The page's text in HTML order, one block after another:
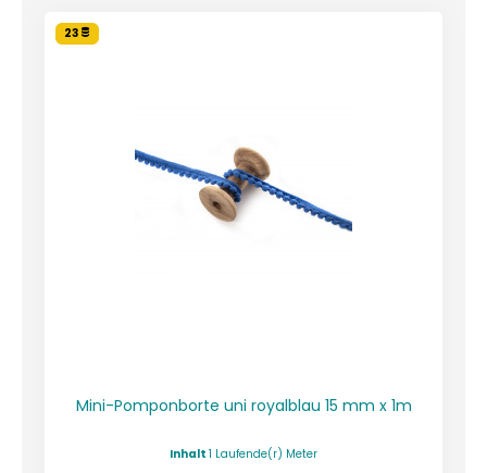
23
Mini-Pomponborte uni royalblau 15 mm x 1m
Inhalt 1 Laufende(r) Meter